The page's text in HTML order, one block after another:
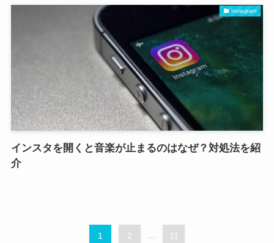
Instagram
インスタを開くと音楽が止まるのはなぜ？対処法を紹
介
1 2 11